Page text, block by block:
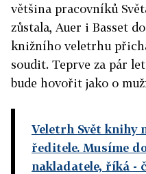
většina pracovníků
zůstala, Auer i Basset
knižního veletrhu
soudit. Teprve za pár
bude hovořit jako o
Veletrh Svět knihy
ředitele. Musíme
nakladatele, říká -